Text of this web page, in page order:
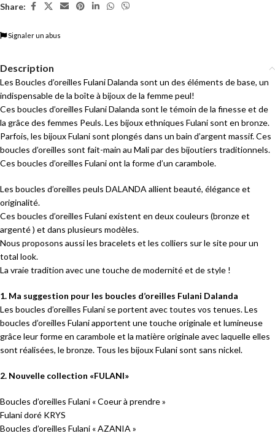
Share:
Signaler un abus
Description
Les Boucles d’oreilles Fulani Dalanda sont un des éléments de base, un
indispensable de la boîte à bijoux de la femme peul!
Ces boucles d’oreilles Fulani Dalanda sont le témoin de la finesse et de
la grâce des femmes Peuls. Les bijoux ethniques Fulani sont en bronze.
Parfois, les bijoux Fulani sont plongés dans un bain d’argent massif. Ces
boucles d’oreilles sont fait-main au Mali par des bijoutiers traditionnels.
Ces boucles d’oreilles Fulani ont la forme d’un carambole.
Les boucles d’oreilles peuls DALANDA allient beauté, élégance et
originalité.
Ces boucles d’oreilles Fulani existent en deux couleurs (bronze et
argenté ) et dans plusieurs modèles.
Nous proposons aussi les bracelets et les colliers sur le site pour un
total look.
La vraie tradition avec une touche de modernité et de style !
1. Ma suggestion pour les boucles d’oreilles Fulani Dalanda
Les boucles d’oreilles Fulani se portent avec toutes vos tenues. Les
boucles d’oreilles Fulani apportent une touche originale et lumineuse
grâce leur forme en carambole et la matière originale avec laquelle elles
sont réalisées, le bronze. Tous les bijoux Fulani sont sans nickel.
2. Nouvelle collection «FULANI»
Boucles d’oreilles Fulani « Coeur à prendre »
Fulani doré KRYS
Boucles d’oreilles Fulani « AZANIA »